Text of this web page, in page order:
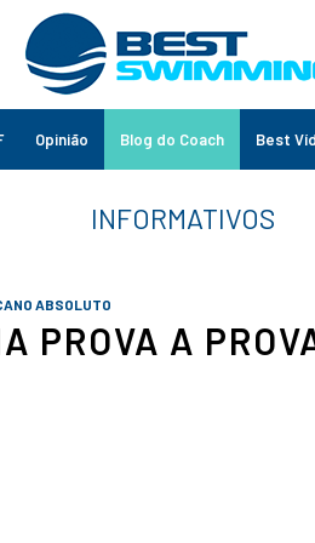
Opinião Blog do Coach Best
ABSOLUTO
PROVA A